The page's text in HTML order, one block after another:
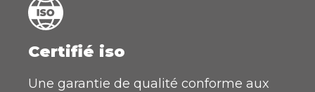
Certifié iso
Une garantie de qualité conforme aux